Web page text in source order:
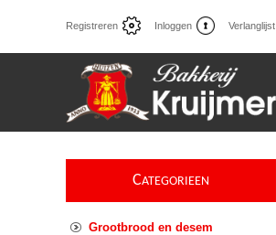
Registreren Inloggen Verlanglijst
CATEGORIEEN
Grootbrood en desem